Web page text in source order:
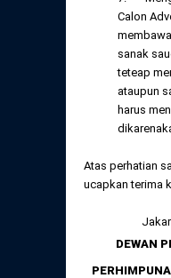
Calon
sanak
teteap
ataupun
harus
Atas perhatian
ucapkan terima
DEWAN